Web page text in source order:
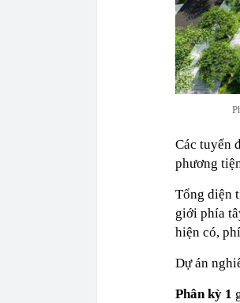
Các tuyến
phương
Tổng diện
giới phía
hiện có,
Dự án
Phân kỳ 1